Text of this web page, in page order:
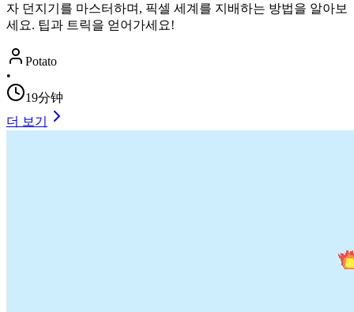
자 던지기를 마스터하며, 픽셀 세계를 지배하는 방법을 알아보
세요. 팁과 트릭을 얻어가세요!
Potato
•
19分钟
더 보기